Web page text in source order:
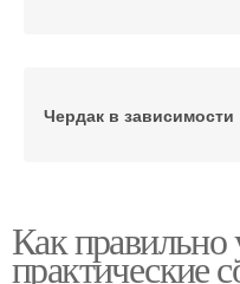
Чердак в зависимости
Как правильно
практические